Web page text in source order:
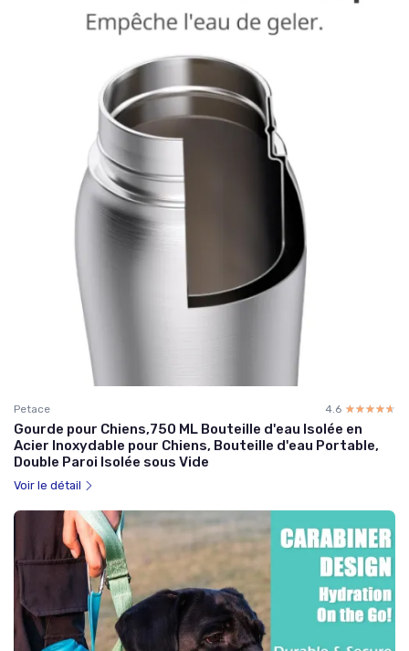
Petace 4.6 ☆☆☆☆☆
★★★★★
Gourde pour Chiens,750 ML Bouteille d'eau Isolée en
Acier Inoxydable pour Chiens, Bouteille d'eau Portable,
Double Paroi Isolée sous Vide
Voir le détail